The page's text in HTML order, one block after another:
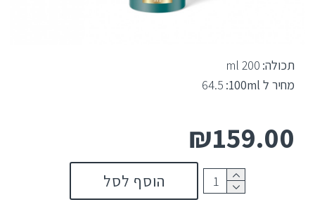
₪159.00
תכולה: 200 ml
מחיר ל 100ml:
64.5
הוסף לסל